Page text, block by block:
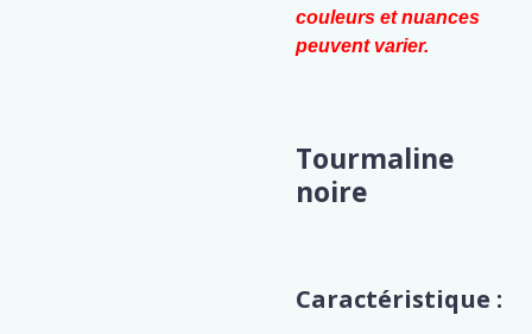
couleurs et nuances
peuvent varier.
Tourmaline
noire
Caractéristique :